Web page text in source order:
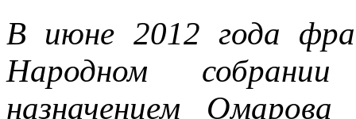
В июне 2012 года
Народном
назначением Омарова